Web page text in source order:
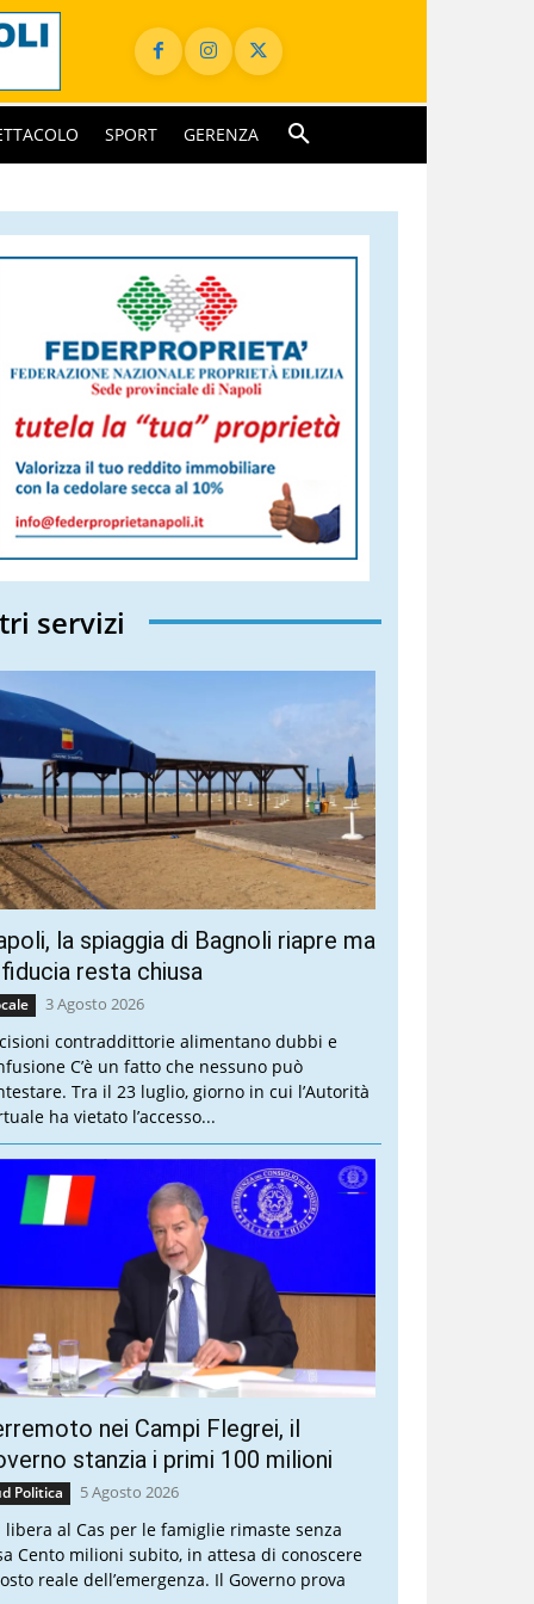
SPORT GERENZA
servizi
la spiaggia di Bagnoli riapre ma
resta chiusa
3 Agosto 2026
contraddittorie alimentano dubbi e
C’è un fatto che nessuno può
Tra il 23 luglio, giorno in cui l’Autorità
ha vietato l’accesso...
nei Campi Flegrei, il
stanzia i primi 100 milioni
Politica 5 Agosto 2026
libera al Cas per le famiglie rimaste senza
Cento milioni subito, in attesa di conoscere
reale dell’emergenza. Il Governo prova